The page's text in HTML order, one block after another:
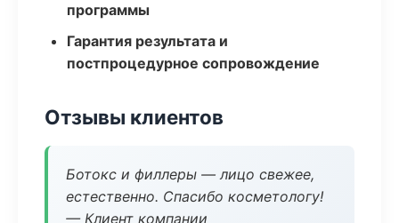
программы
Гарантия результата и
постпроцедурное сопровождение
Отзывы клиентов
Ботокс и филлеры — лицо свежее,
естественно. Спасибо косметологу!
— Клиент компании